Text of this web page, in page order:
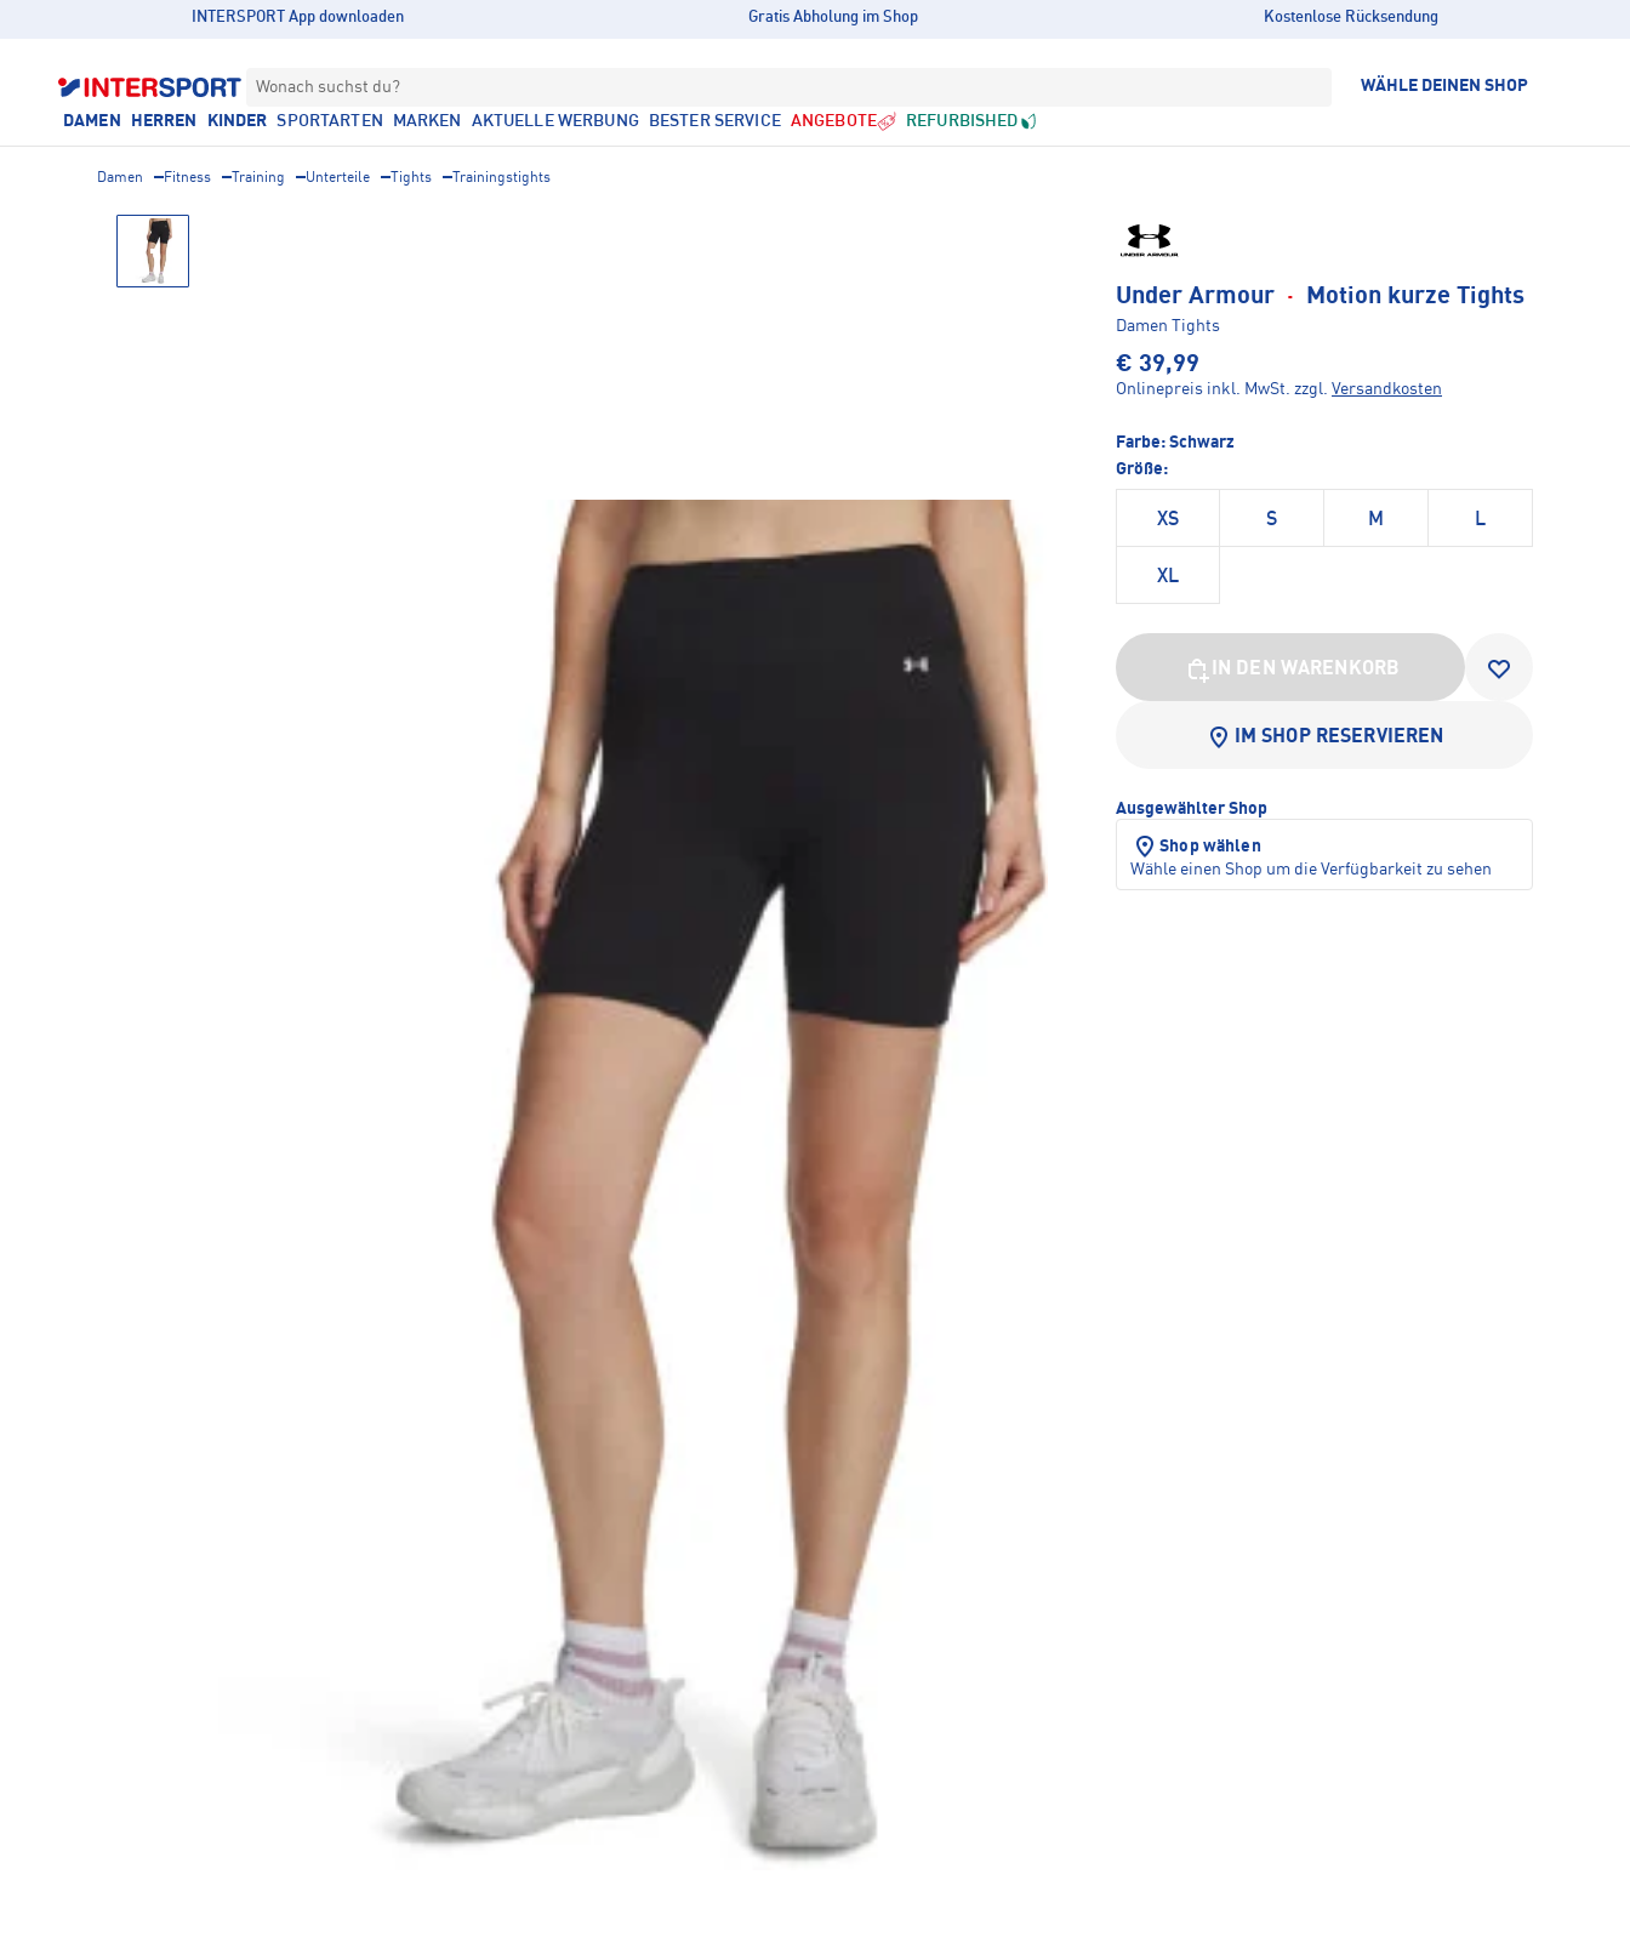
INTERSPORT App downloaden Gratis Abholung im Shop Kostenlose Rücksendung
Wonach suchst du? WÄHLE DEINEN SHOP
DAMEN HERREN KINDER SPORTARTEN MARKEN AKTUELLE WERBUNG BESTER SERVICE ANGEBOTE REFURBISHED
Damen Fitness Training Unterteile Tights Trainingstights
Under Armour · Motion kurze Tights
Damen Tights
€ 39,99
Onlinepreis inkl. MwSt. zzgl. Versandkosten
Farbe: Schwarz
Größe:
XS S M L
XL
IN DEN WARENKORB
IM SHOP RESERVIEREN
Ausgewählter Shop
Shop wählen
Wähle einen Shop um die Verfügbarkeit zu sehen